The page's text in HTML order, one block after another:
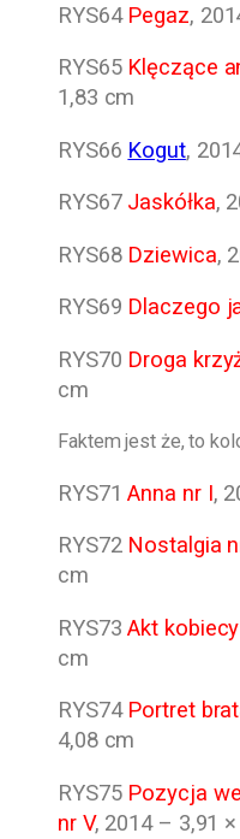
RYS64 Pegaz,
RYS65 Klęczące
1,83 cm
RYS66 Kogut,
RYS67 Jaskółka,
RYS68 Dziewica,
RYS69 Dlaczego
RYS70 Droga
cm
Faktem jest że, to
RYS71Anna nr I,
RYS72 Nostalgia
cm
RYS73Akt
cm
RYS74 Portret
4,08 cm
RYS75 Pozycja
nr V, 2014 – 3,91